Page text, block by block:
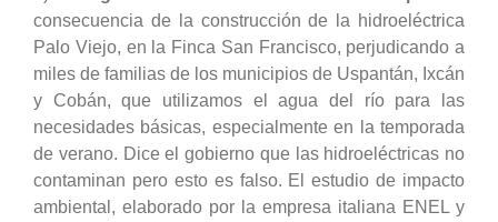
consecuencia de la construcción de la hidroeléctrica
Palo Viejo, en la Finca San Francisco, perjudicando a
miles de familias de los municipios de Uspantán, Ixcán
y Cobán, que utilizamos el agua del río para las
necesidades básicas, especialmente en la temporada
de verano. Dice el gobierno que las hidroeléctricas no
contaminan pero esto es falso. El estudio de impacto
ambiental, elaborado por la empresa italiana ENEL y